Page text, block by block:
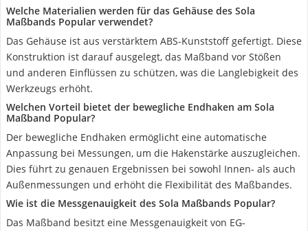
Welche Materialien werden für das Gehäuse des Sola
Maßbands Popular verwendet?
Das Gehäuse ist aus verstärktem ABS-Kunststoff gefertigt. Diese
Konstruktion ist darauf ausgelegt, das Maßband vor Stößen
und anderen Einflüssen zu schützen, was die Langlebigkeit des
Werkzeugs erhöht.
Welchen Vorteil bietet der bewegliche Endhaken am Sola
Maßband Popular?
Der bewegliche Endhaken ermöglicht eine automatische
Anpassung bei Messungen, um die Hakenstärke auszugleichen.
Dies führt zu genauen Ergebnissen bei sowohl Innen- als auch
Außenmessungen und erhöht die Flexibilität des Maßbandes.
Wie ist die Messgenauigkeit des Sola Maßbands Popular?
Das Maßband besitzt eine Messgenauigkeit von EG-